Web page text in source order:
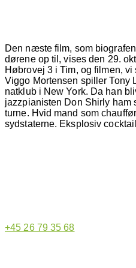
Den næste film, som
dørene op til, vises den 29.
Høbrovej 3 i Tim, og filmen, vi
Viggo Mortensen spiller Tony
natklub i New York. Da han
jazzpianisten Don Shirly ham
turne. Hvid mand som
sydstaterne. Eksplosiv
+45 26 79 35 68